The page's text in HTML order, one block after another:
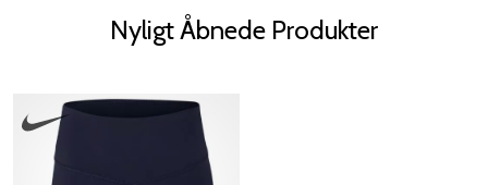
Nyligt Åbnede Produkter